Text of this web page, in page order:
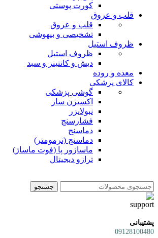
کورت پوستی
قلب و عروق
قلب و عروق
تشخیصی و بیهوشی
ظروف استیل
ظروف استیل
دیش و کانتینر و سبد
معده و روده
کالای پزشکی
گوشی پزشکی
اکسیژن ساز
نبولایزر
فشارسنج
دماسنج
دماسنج (ترمومتر)
ماساژور پا (فوت ماساژ)
ترازو دیجیتال
جستجو
پشتیبانی
09128100480